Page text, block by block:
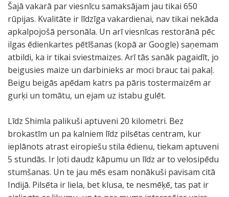
Šajā vakarā par viesnīcu samaksājam jau tikai 650
rūpijas. Kvalitāte ir līdzīga vakardienai, nav tikai nekāda
apkalpojošā personāla. Un arī viesnīcas restorānā pēc
ilgas ēdienkartes pētīšanas (kopā ar Google) saņemam
atbildi, ka ir tikai sviestmaizes. Arī tās sanāk pagaidīt, jo
beigusies maize un darbinieks ar moci brauc tai pakaļ.
Beigu beigās apēdam katrs pa pāris tostermaizēm ar
gurķi un tomātu, un ejam uz istabu gulēt.
Līdz Shimla palikuši aptuveni 20 kilometri. Bez
brokastīm un pa kalniem līdz pilsētas centram, kur
ieplānots atrast eiropiešu stila ēdienu, tiekam aptuveni
5 stundās. Ir ļoti daudz kāpumu un līdz ar to velosipēdu
stumšanas. Un te jau mēs esam nonākuši pavisam citā
Indijā. Pilsēta ir liela, bet klusa, te nesmēķē, tas pat ir